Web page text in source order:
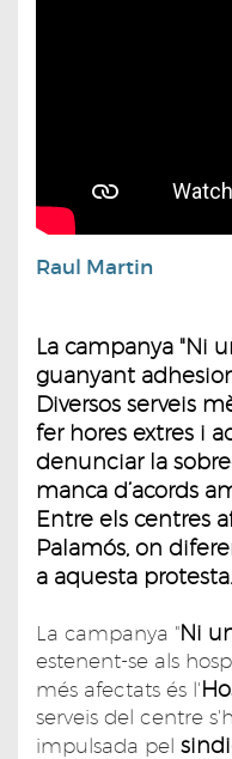
Raul Martin
La campanya "Ni
guanyant
Diversos serveis
fer hores extres i
denunciar la
manca d’acords
Entre els centres
Palamós, on
a aquesta protesta.
La campanya "Ni
estenent-se als
més afectats és l'
serveis del centre
impulsada pel